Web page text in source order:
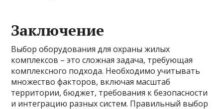
Заключение
Выбор оборудования для охраны жилых
комплексов – это сложная задача, требующая
комплексного подхода. Необходимо учитывать
множество факторов, включая масштаб
территории, бюджет, требования к безопасности
и интеграцию разных систем. Правильный выбор